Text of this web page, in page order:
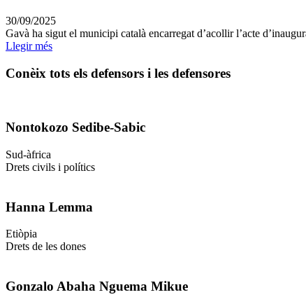
30/09/2025
Gavà ha sigut el municipi català encarregat d’acollir l’acte
Llegir més
Conèix tots els defensors i les defensores
Nontokozo Sedibe-Sabic
Sud-àfrica
Drets civils i polítics
Hanna Lemma
Etiòpia
Drets de les dones
Gonzalo Abaha Nguema Mikue